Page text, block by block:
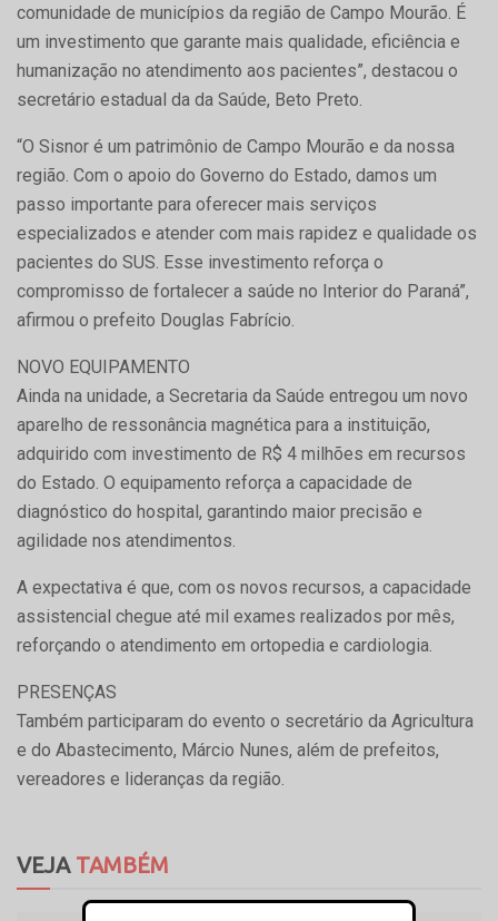
comunidade de municípios da região de Campo Mourão. É
um investimento que garante mais qualidade, eficiência e
humanização no atendimento aos pacientes”, destacou o
secretário estadual da da Saúde, Beto Preto.
“O Sisnor é um patrimônio de Campo Mourão e da nossa
região. Com o apoio do Governo do Estado, damos um
passo importante para oferecer mais serviços
especializados e atender com mais rapidez e qualidade os
pacientes do SUS. Esse investimento reforça o
compromisso de fortalecer a saúde no Interior do Paraná”,
afirmou o prefeito Douglas Fabrício.
NOVO EQUIPAMENTO
Ainda na unidade, a Secretaria da Saúde entregou um novo
aparelho de ressonância magnética para a instituição,
adquirido com investimento de R$ 4 milhões em recursos
do Estado. O equipamento reforça a capacidade de
diagnóstico do hospital, garantindo maior precisão e
agilidade nos atendimentos.
A expectativa é que, com os novos recursos, a capacidade
assistencial chegue até mil exames realizados por mês,
reforçando o atendimento em ortopedia e cardiologia.
PRESENÇAS
Também participaram do evento o secretário da Agricultura
e do Abastecimento, Márcio Nunes, além de prefeitos,
vereadores e lideranças da região.
VEJATAMBÉM